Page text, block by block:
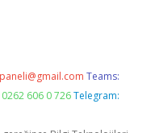
Teams:
606 0 726 Telegram: